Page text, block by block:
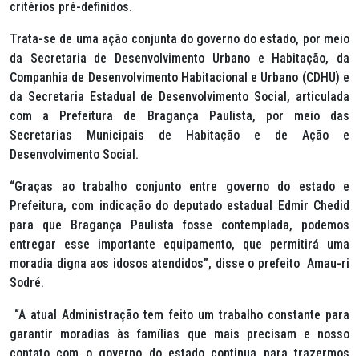
critérios pré-definidos.
Trata-se de uma ação conjunta do governo do estado, por meio
da Secretaria de Desenvolvimento Urbano e Habitação, da
Companhia de Desenvolvimento Habitacional e Urbano (CDHU) e
da Secretaria Estadual de Desenvolvimento Social, articulada
com a Prefeitura de Bragança Paulista, por meio das
Secretarias Municipais de Habitação e de Ação e
Desenvolvimento Social.
“Graças ao trabalho conjunto entre governo do estado e
Prefeitura, com indicação do deputado estadual Edmir Chedid
para que Bragança Paulista fosse contemplada, podemos
entregar esse importante equipamento, que permitirá uma
moradia digna aos idosos atendidos”, disse o prefeito Amau-ri
Sodré.
“A atual Administração tem feito um trabalho constante para
garantir moradias às famílias que mais precisam e nosso